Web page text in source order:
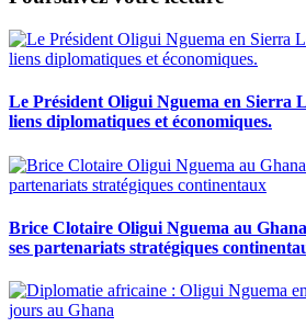
Le Président Oligui Nguema en Sierra
liens diplomatiques et économiques.
Brice Clotaire Oligui Nguema au
ses partenariats stratégiques